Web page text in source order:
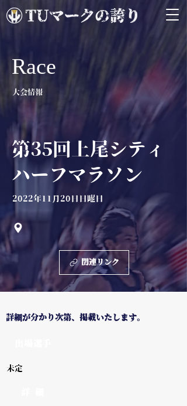
Race
大会情報
第35回上尾シティ
ハーフマラソン
2022年11月20日日曜日
関連リンク
詳細が分かり次第、掲載いたします。
未定